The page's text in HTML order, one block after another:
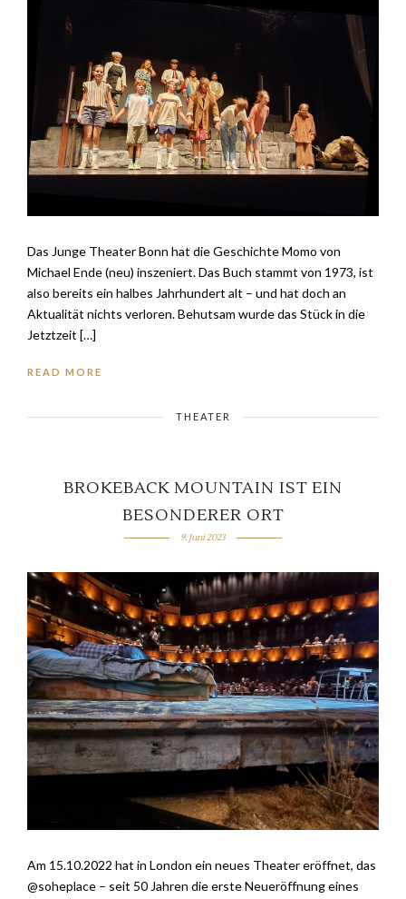
Das Junge Theater Bonn hat die Geschichte Momo von
Michael Ende (neu) inszeniert. Das Buch stammt von 1973, ist
also bereits ein halbes Jahrhundert alt – und hat doch an
Aktualität nichts verloren. Behutsam wurde das Stück in die
Jetztzeit […]
READ MORE
THEATER
BROKEBACK MOUNTAIN IST EIN
BESONDERER ORT
9. Juni 2023
Am 15.10.2022 hat in London ein neues Theater eröffnet, das
@soheplace – seit 50 Jahren die erste Neueröffnung eines